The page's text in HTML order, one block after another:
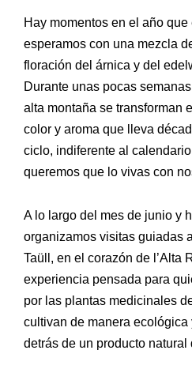
Hay momentos en el año
esperamos con una mezcla
floración del árnica y del
Durante unas pocas
alta montaña se transforman
color y aroma que lleva
ciclo, indiferente al
queremos que lo vivas con
A lo largo del mes de junio y
organizamos visitas guiadas
Taüll, en el corazón de l’Alta
experiencia pensada para
por las plantas medicinales
cultivan de manera
detrás de un producto natural